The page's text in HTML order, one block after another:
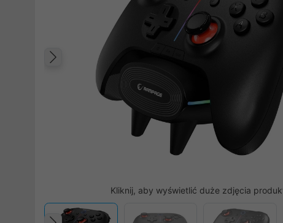
Poprzedni
Kliknij, aby wyświetlić duże zdjęcia